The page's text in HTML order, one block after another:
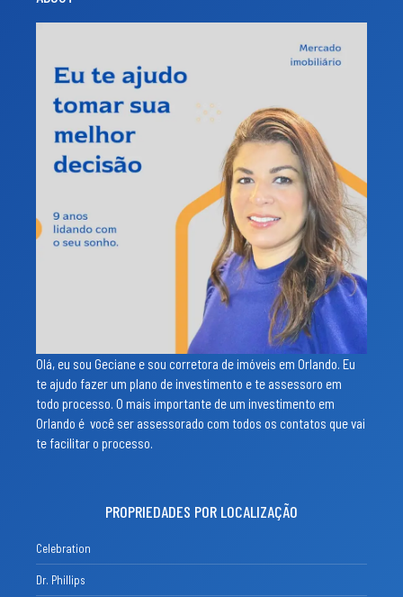
Olá, eu sou Geciane e sou corretora de imóveis em Orlando. Eu
te ajudo fazer um plano de investimento e te assessoro em
todo processo. O mais importante de um investimento em
Orlando é você ser assessorado com todos os contatos que vai
te facilitar o processo.
Dr. Phillips
Lake Nona